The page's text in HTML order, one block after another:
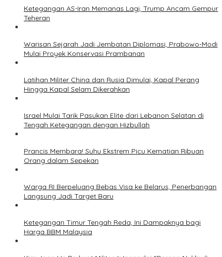
Ketegangan AS-Iran Memanas Lagi, Trump Ancam Gempur
Teheran
Warisan Sejarah Jadi Jembatan Diplomasi, Prabowo-Modi
Mulai Proyek Konservasi Prambanan
Latihan Militer China dan Rusia Dimulai, Kapal Perang
Hingga Kapal Selam Dikerahkan
Israel Mulai Tarik Pasukan Elite dari Lebanon Selatan di
Tengah Ketegangan dengan Hizbullah
Prancis Membara! Suhu Ekstrem Picu Kematian Ribuan
Orang dalam Sepekan
Warga RI Berpeluang Bebas Visa ke Belarus, Penerbangan
Langsung Jadi Target Baru
Ketegangan Timur Tengah Reda, Ini Dampaknya bagi
Harga BBM Malaysia